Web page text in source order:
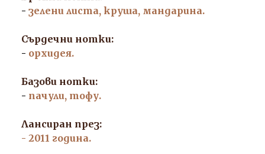
- зелени листа, круша, мандарина.
Сърдечни нотки:
- орхидея.
Базови нотки:
- пачули, тофу.
Лансиран през:
- 2011 година.